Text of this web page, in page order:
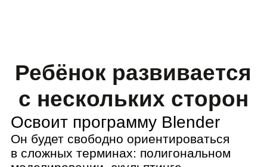
мышление
Ребёнок углубляет знания по геометрии:
например, смотрит на персонажа или
постройку, представляет их в трёх
Потренируется работать
в команде
Обсуждать идеи с другими ребятами,